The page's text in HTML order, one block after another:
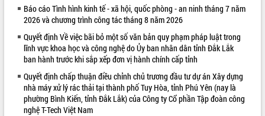
VIDEOBáo cáo Tình hình kinh tế - xã hội, quốc phòng - an ninh tháng 7 năm
2026 và chương trình công tác tháng 8 năm 2026
Quyết định Về việc bãi bỏ một số văn bản quy phạm pháp luật trong
lĩnh vực khoa học và công nghệ do Ủy ban nhân dân tỉnh Đắk Lắk
ban hành trước khi sắp xếp đơn vị hành chính cấp tỉnh
Quyết định chấp thuận điều chỉnh chủ trương đầu tư dự án Xây dựng
nhà máy xử lý rác thải tại thành phố Tuy Hòa, tỉnh Phú Yên (nay là
phường Bình Kiến, tỉnh Đắk Lắk) của Công ty Cổ phần Tập đoàn công
nghệ T-Tech Việt Nam